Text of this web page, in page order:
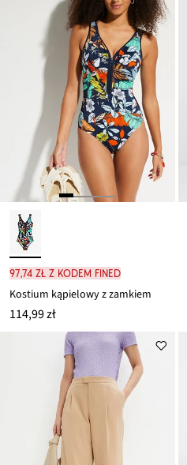
97,74 zł z kodem FINED
Kostium kąpielowy z zamkiem
114,99 zł